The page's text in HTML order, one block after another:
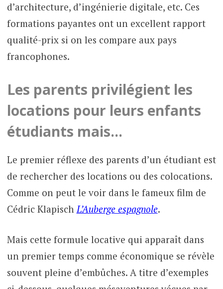
d’architecture, d’ingénierie digitale, etc. Ces
formations payantes ont un excellent rapport
qualité-prix si on les compare aux pays
francophones.
Les parents privilégient les
locations pour leurs enfants
étudiants mais…
Le premier réflexe des parents d’un étudiant est
de rechercher des locations ou des colocations.
Comme on peut le voir dans le fameux film de
Cédric Klapisch L’Auberge espagnole.
Mais cette formule locative qui apparaît dans
un premier temps comme économique se révèle
souvent pleine d’embûches. A titre d’exemples